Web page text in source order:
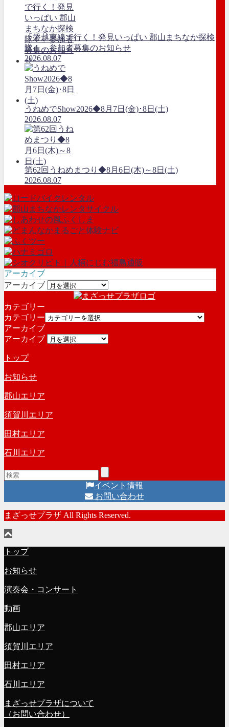
「磐越東線で行く！発見いっぱい 郡山まちなか探検
隊！」参加者募集のお知らせ
2026.08.07
うねめでShow2026◆8月7日(金)･8日(土)
2026.08.07
第62回うねめまつり◆8月6日(木)～8日(土)
2026.08.07
アーカイブ
アーカイブ
カテゴリー
カテゴリー
アーカイブ
アーカイブ
トップ
お知らせ
郡山エリア
須賀川エリア
田村エリア
石川エリア
イベント情報
お問い合わせ
まざっせプラザ All Rights Reserved.
トップ
お知らせ
演奏会・コンサート
動画
郡山エリア
須賀川エリア
田村エリア
石川エリア
まざっせプラザについて
（お問い合わせ）